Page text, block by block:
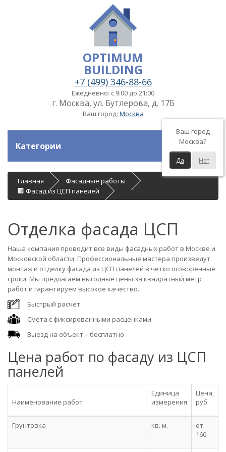
OPTIMUM
BUILDING
+7 (499) 346-88-66
Ежедневно: с 9:00 до 21:00
г. Москва, ул. Бутлерова, д. 17Б
Ваш город: Москва
Ваш город
Москва?
Да Нет
Категории
Главная
Фасадные работы
🏢 Фасад из ЦСП панелей
Отделка фасада ЦСП
Наша компания проводит все виды фасадных работ в Москве и
Московской области. Профессиональные мастера произведут
монтаж и отделку фасада из ЦСП панелей в четко оговоренные
сроки. Мы предлагаем выгодные цены за квадратный метр
работ и гарантируем высокое качество.
Быстрый расчет
Смета с фиксированными расценками
Выезд на объект – бесплатно
Цена работ по фасаду из ЦСП
панелей
Наименование работ
Единица
измерения
Цена,
руб.
Грунтовка кв. м.
от
160